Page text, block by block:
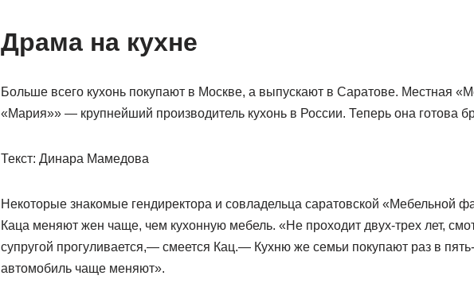
Драма на кухне
Больше всего кухонь покупают в Москве, а выпускают в Саратове. Местная
«Мария»» — крупнейший производитель кухонь в России. Теперь она готова
Текст: Динара Мамедова
Некоторые знакомые гендиректора и совладельца саратовской «Мебельной
Каца меняют жен чаще, чем кухонную мебель. «Не проходит двух-трех лет,
супругой прогуливается,— смеется Кац.— Кухню же семьи покупают раз в
автомобиль чаще меняют».